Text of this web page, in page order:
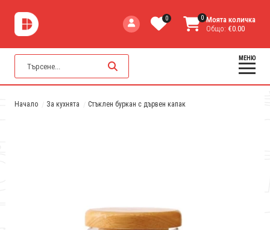
0 0 Моята количка
Общо: €0.00
МЕНЮ
Начало За кухнята Стъклен буркан с дървен капак